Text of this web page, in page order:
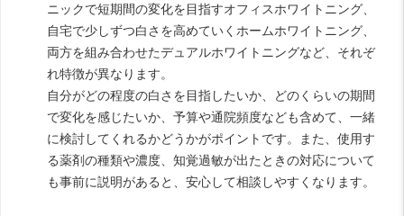
ニックで短期間の変化を目指すオフィスホワイトニング、
自宅で少しずつ白さを高めていくホームホワイトニング、
両方を組み合わせたデュアルホワイトニングなど、それぞ
れ特徴が異なります。
自分がどの程度の白さを目指したいか、どのくらいの期間
で変化を感じたいか、予算や通院頻度なども含めて、一緒
に検討してくれるかどうかがポイントです。また、使用す
る薬剤の種類や濃度、知覚過敏が出たときの対応について
も事前に説明があると、安心して相談しやすくなります。